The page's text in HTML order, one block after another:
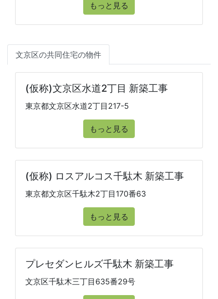
もっと見る
文京区の共同住宅の物件
(仮称)文京区水道2丁目 新築工事
東京都文京区水道2丁目217-5
もっと見る
(仮称) ロスアルコス千駄木 新築工事
東京都文京区千駄木2丁目170番63
もっと見る
プレセダンヒルズ千駄木 新築工事
文京区千駄木三丁目635番29号